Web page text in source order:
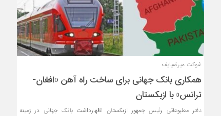
شوکت میرضیایف
همکاری بانک جهانی برای ساخت راه آهن «افغان-
ترانس» با ازبکستان
دفتر مطبوعاتی رئیس جمهور ازبکستان اظهارداشت بانک جهانی در زمینه